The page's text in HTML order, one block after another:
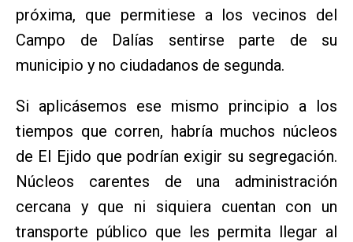
próxima, que permitiese a los vecinos del
Campo de Dalías sentirse parte de su
municipio y no ciudadanos de segunda.
Si aplicásemos ese mismo principio a los
tiempos que corren, habría muchos núcleos
de El Ejido que podrían exigir su segregación.
Núcleos carentes de una administración
cercana y que ni siquiera cuentan con un
transporte público que les permita llegar al